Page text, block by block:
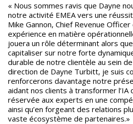
« Nous sommes ravis que Dayne
notre activité EMEA vers une
Mike Gannon, Chief Revenue Officer
expérience en matière
jouera un rôle déterminant alors
capitaliser sur notre forte
durable de notre clientèle au sein de
direction de Dayne Turbitt, je suis
renforcerons davantage notre
aidant nos clients à transformer l’IA
réservée aux experts en une
ainsi qu’en forgeant des relations
vaste écosystème de partenaires.»